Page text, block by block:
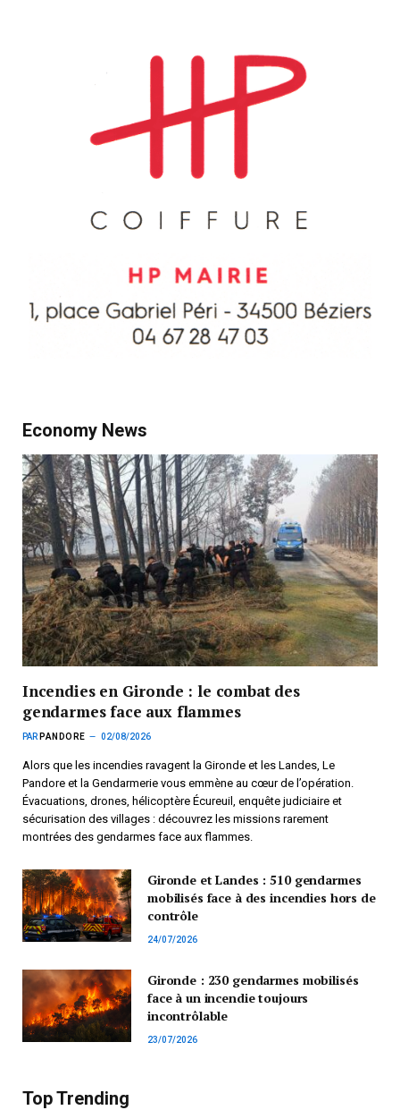
Economy News
Incendies en Gironde : le combat des
gendarmes face aux flammes
PAR PANDORE 02/08/2026
Alors que les incendies ravagent la Gironde et les Landes, Le
Pandore et la Gendarmerie vous emmène au cœur de l’opération.
Évacuations, drones, hélicoptère Écureuil, enquête judiciaire et
sécurisation des villages : découvrez les missions rarement
montrées des gendarmes face aux flammes.
Gironde et Landes : 510 gendarmes
mobilisés face à des incendies hors de
contrôle
24/07/2026
Gironde : 230 gendarmes mobilisés
face à un incendie toujours
incontrôlable
23/07/2026
Top Trending